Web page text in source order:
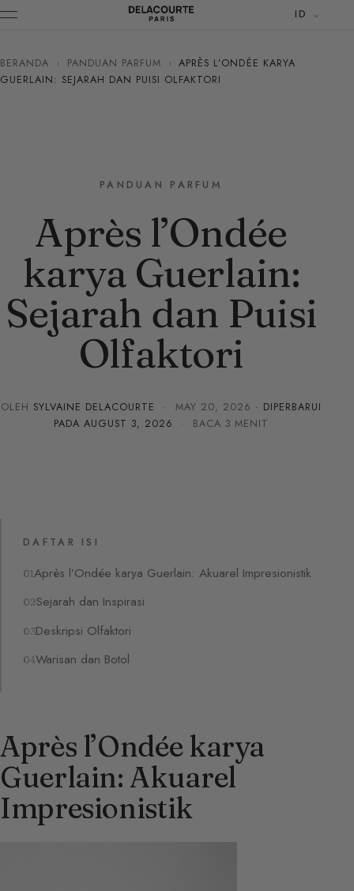
ID
BERANDA › PANDUAN PARFUM › APRÈS L’ONDÉE KARYA
GUERLAIN: SEJARAH DAN PUISI OLFAKTORI
PANDUAN PARFUM
Après l’Ondée
karya Guerlain:
Sejarah dan Puisi
Olfaktori
OLEH SYLVAINE DELACOURTE · MAY 20, 2026 · DIPERBARUI
PADA AUGUST 3, 2026 · BACA 3 MENIT
DAFTAR ISI
Après l’Ondée karya Guerlain: Akuarel Impresionistik
Sejarah dan Inspirasi
Deskripsi Olfaktori
Warisan dan Botol
Après l’Ondée karya
Guerlain: Akuarel
Impresionistik